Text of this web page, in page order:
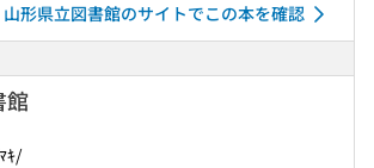
山形県立図書館のサイトでこの本を確認
館
ｷ/